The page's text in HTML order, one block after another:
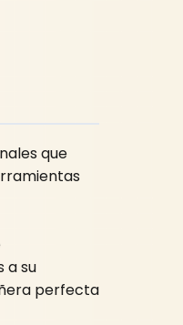
que
a su
perfecta